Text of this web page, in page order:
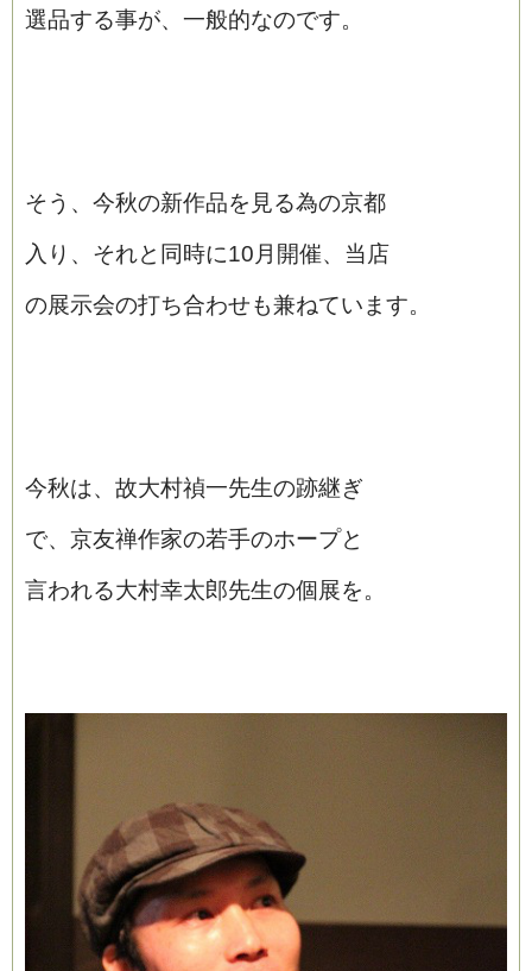
選品する事が、一般的なのです。
そう、今秋の新作品を見る為の京都
入り、それと同時に10月開催、当店
の展示会の打ち合わせも兼ねています。
今秋は、故大村禎一先生の跡継ぎ
で、京友禅作家の若手のホープと
言われる大村幸太郎先生の個展を。